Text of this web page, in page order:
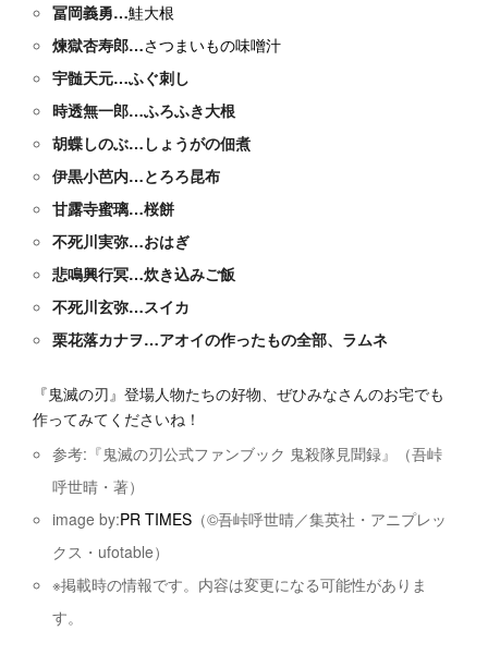
冨岡義勇…鮭大根
煉獄杏寿郎…さつまいもの味噌汁
宇髄天元…ふぐ刺し
時透無一郎…ふろふき大根
胡蝶しのぶ…しょうがの佃煮
伊黒小芭内…とろろ昆布
甘露寺蜜璃…桜餅
不死川実弥…おはぎ
悲鳴興行冥…炊き込みご飯
不死川玄弥…スイカ
栗花落カナヲ…アオイの作ったもの全部、ラムネ
『鬼滅の刃』登場人物たちの好物、ぜひみなさんのお宅でも
作ってみてくださいね！
参考:『鬼滅の刃公式ファンブック 鬼殺隊見聞録』（吾峠
呼世晴・著）
image by:PR TIMES （©吾峠呼世晴／集英社・アニプレッ
クス・ufotable）
※掲載時の情報です。内容は変更になる可能性がありま
す。